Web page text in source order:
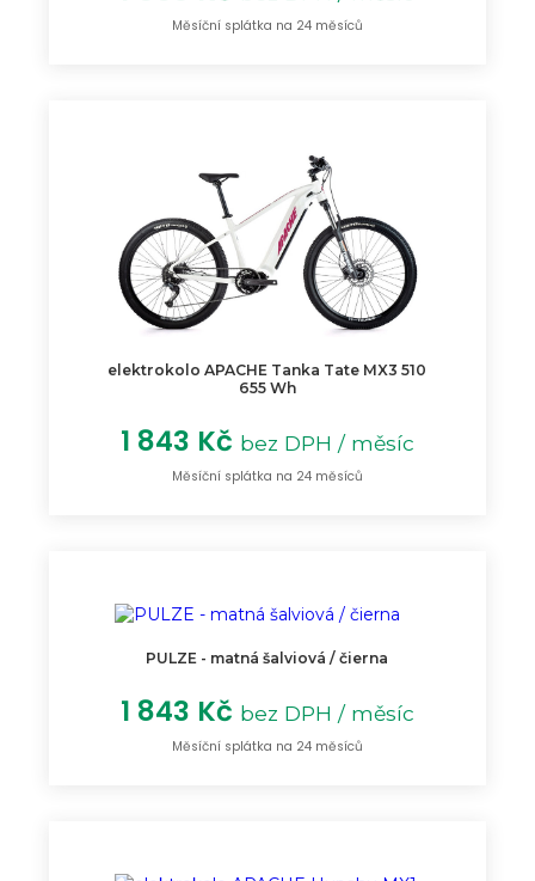
Měsíční splátka na 24 měsíců
elektrokolo APACHE Tanka Tate MX3 510
655 Wh
1 843 Kč bez DPH / měsíc
Měsíční splátka na 24 měsíců
PULZE - matná šalviová / čierna
1 843 Kč bez DPH / měsíc
Měsíční splátka na 24 měsíců